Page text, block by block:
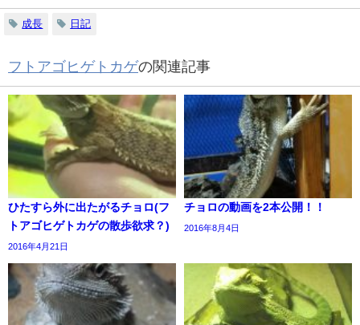
成長 日記
フトアゴヒゲトカゲの関連記事
ひたすら外に出たがるチョロ(フ
トアゴヒゲトカゲの散歩欲求？)
2016年4月21日
チョロの動画を2本公開！！
2016年8月4日